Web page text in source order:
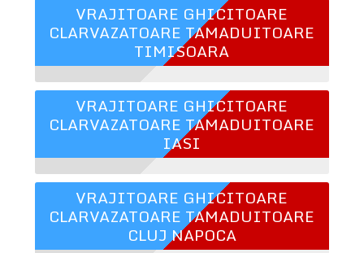
VRAJITOARE GHICITOARE
CLARVAZATOARE TAMADUITOARE
TIMISOARA
VRAJITOARE GHICITOARE
CLARVAZATOARE TAMADUITOARE
IASI
VRAJITOARE GHICITOARE
CLARVAZATOARE TAMADUITOARE
CLUJ NAPOCA